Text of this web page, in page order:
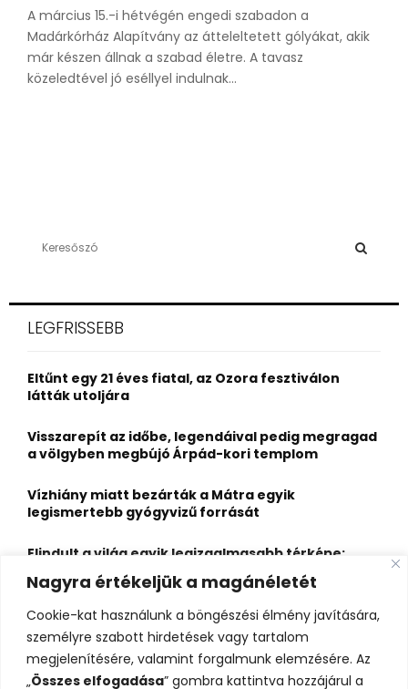
Nagyra értékeljük a magánéletét
Cookie-kat használunk a böngészési élmény javítására,
személyre szabott hirdetések vagy tartalom
megjelenítésére, valamint forgalmunk elemzésére. Az
„Összes elfogadása” gombra kattintva hozzájárul a
A március 15.-i hétvégén engedi szabadon a
Madárkórház Alapítvány az átteleltetett gólyákat, akik
már készen állnak a szabad életre. A tavasz
közeledtével jó eséllyel indulnak...
h
o
r
C
LEGFRISSEBB
Eltűnt egy 21 éves fiatal, az Ozora fesztiválon
látták utoljára
Visszarepít az időbe, legendáival pedig megragad
a völgyben megbújó Árpád-kori templom
Vízhiány miatt bezárták a Mátra egyik
legismertebb gyógyvizű forrását
Elindult a világ egyik legizgalmasabb térképe:
több mint 6600 várat, kastélyt és erődöt
fedezhetsz fel rajta
Kigyulladt a Szőke Tisza legendás hajóroncsa,
nagy erőkkel vonultak a tűzoltók